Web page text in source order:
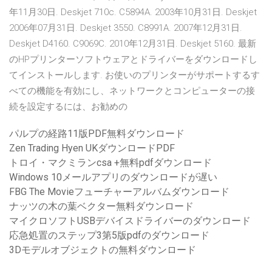
年11月30日. Deskjet 710c. C5894A. 2003年10月31日. Deskjet
2006年07月31日. Deskjet 3550. C8991A. 2007年12月31日.
Deskjet D4160. C9069C. 2010年12月31日. Deskjet 5160. 最新
のHPプリンターソフトウェアとドライバーをダウンロードし
てインストールします. お使いのプリンターがサポートするす
べての機能を有効にし、ネットワークとコンピューターの接
続を設定するには、お勧めの
パルプの経路11版PDF無料ダウンロード
Zen Trading Hyen UKダウンロードPDF
トロイ・マクミランcsa +無料pdfダウンロード
Windows 10メールアプリのダウンロードが遅い
FBG The Movieフューチャーアルバムダウンロード
ナッツの木の葉ベクター無料ダウンロード
マイクロソフトUSBデバイスドライバーのダウンロード
応急処置のステップ3第5版pdfのダウンロード
3Dモデルオブジェクトの無料ダウンロード